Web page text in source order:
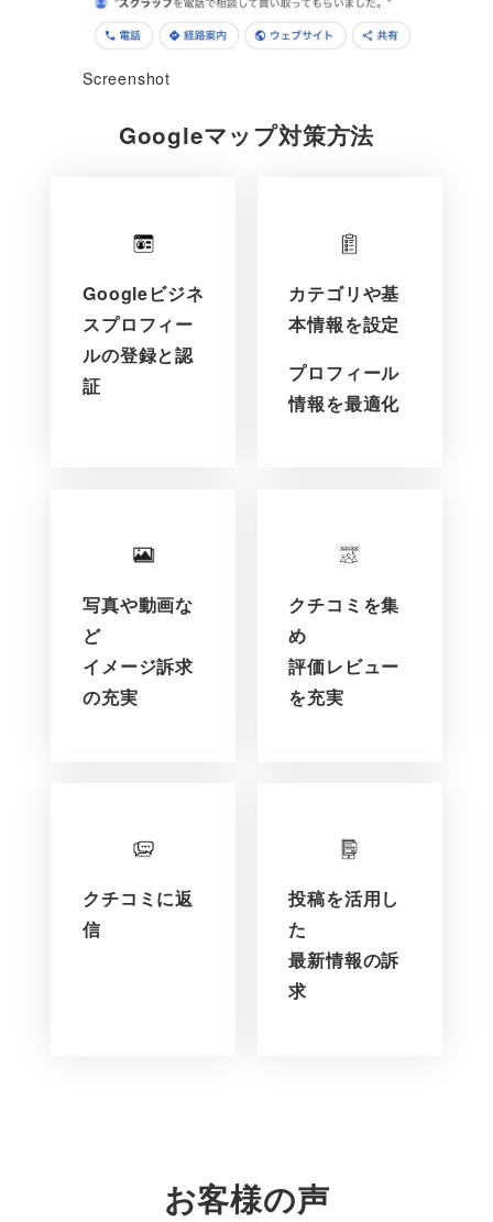
Screenshot
Googleマップ対策方法
Googleビジネ
スプロフィー
ルの登録と認
証
カテゴリや基
本情報を設定
プロフィール
情報を最適化
写真や動画な
ど
イメージ訴求
の充実
クチコミを集
め
評価レビュー
を充実
クチコミに返
信
投稿を活用し
た
最新情報の訴
求
お客様の声